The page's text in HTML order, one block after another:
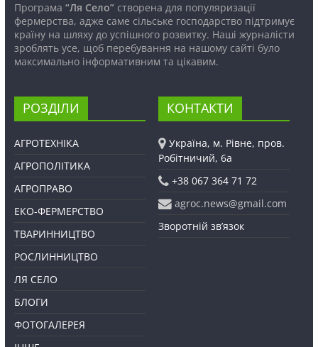
Програма “Ля Село”створена для популяризації
фермерства, адже саме сільське господарство підтримує
країну на шляху до успішного розвитку. Наші журналісти
зроблять усе, щоб перебування на нашому сайті було
максимально інформативним та цікавим.
РОЗДІЛИ
АГРОТЕХНІКА
АГРОПОЛІТИКА
АГРОПРАВО
ЕКО-ФЕРМЕРСТВО
ТВАРИННИЦТВО
РОСЛИННИЦТВО
ЛЯ СЕЛО
БЛОГИ
ФОТОГАЛЕРЕЯ
КОНТАКТИ
Україна, м. Рівне, пров.
Робітничий, 6а
+38 067 364 71 72
agroc.news@gmail.com
Зворотній зв’язок